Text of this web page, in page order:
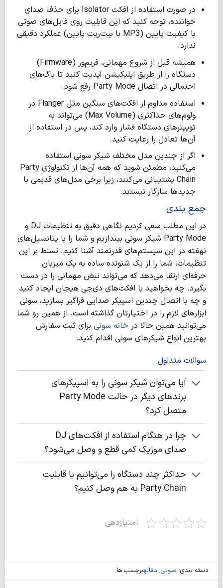
در صورت استفاده از افکت Isolator برای حذف صدای
خواننده، توجه کنید که این قابلیت روی فایل‌های صوتی
با کیفیت پایین (MP3 با بیت‌ریت پایین) عملکرد دقیقی
ندارد.
همیشه قبل از شروع مهمانی، فریم‌ور (Firmware)
دستگاه را از طریق اپلیکیشن آپدیت کنید تا باگ‌های
احتمالی در اتصال Party Mode رفع شود.
استفاده مداوم از افکت‌های سنگین مثل Flanger در
ولوم‌های حداکثری (Max Volume) می‌تواند به
توییترهای دستگاه فشار وارد کند، پس در استفاده از
آن‌ها تعادل را رعایت کنید.
اگر از چندین مدل مختلف شیکر سونی استفاده
می‌کنید، مطمئن شوید که همه آن‌ها از تکنولوژی Party
Chain پشتیبانی می‌کنند، زیرا برخی مدل‌های قدیمی با
جدیدها سازگار نیستند.
جمع بندی
در این مطلب سعی کردیم نگاهی دقیق به تنظیمات DJ و
Party Mode شیکر سونی بیندازیم و شما را با پتانسیل‌های
نهفته در این سیستم‌های قدرتمند آشنا کنیم. تسلط بر این
تنظیمات، شما را از یک شنونده ساده به یک میزبان
حرفه‌ای ارتقا می‌دهد که می‌تواند نبض مهمانی را در دست
بگیرد. چه بخواهید با افکت‌های دی‌جی هیجان ایجاد کنید
و چه با اتصال چندین اسپیکر صدایی فراگیر بسازید، سونی
ابزارهای لازم را در اختیارتان گذاشته است. از همین رو شما
می‌توانید همین حالا در خانه سونی برای ثبت سفارش
بهترین انواع شیکرهای سونی اقدام کنید.
سوالات متداول
آیا می‌توان شیکر سونی را به اسپیکرهای
برندهای دیگر در حالت Party Mode
متصل کرد؟
چرا در هنگام استفاده از افکت‌های DJ
صدای موزیک کمی قطع و وصل می‌شود؟
حداکثر چند دستگاه را می‌توانیم با قابلیت
Party Chain به هم وصل کنیم؟
امتیازدهی
دسته بندی: صوتی, مقالهبرچسب ها: